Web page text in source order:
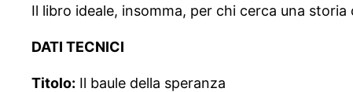
Il libro ideale, insomma, per chi cerca una storia
DATI TECNICI
Titolo: Il baule della speranza